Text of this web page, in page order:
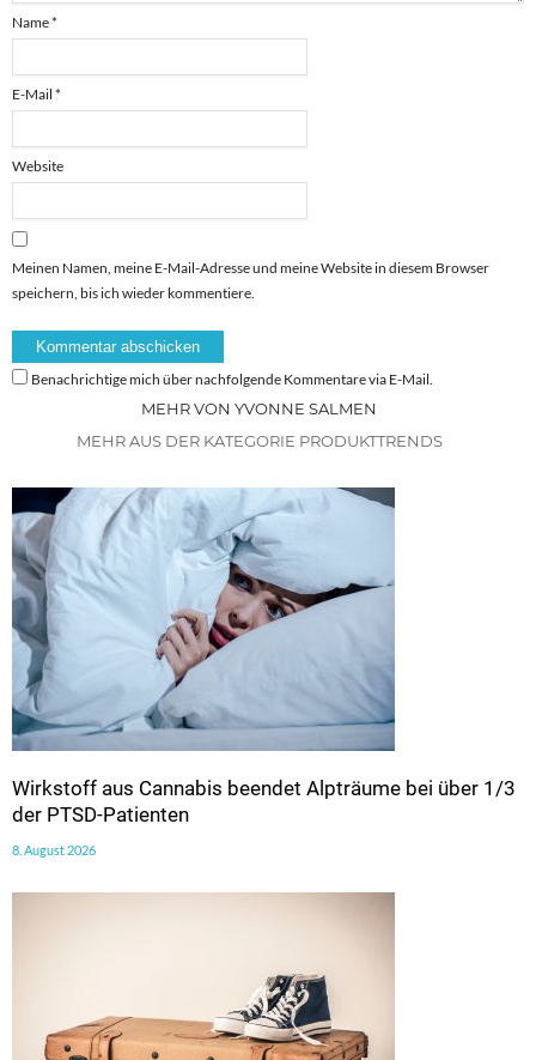
Name*
E-Mail *
Website
Meinen Namen, meine E-Mail-Adresse und meine Website in diesem Browser
speichern, bis ich wieder kommentiere.
Benachrichtige mich über nachfolgende Kommentare via E-Mail.
MEHR VON YVONNE SALMEN
MEHR AUS DER KATEGORIE PRODUKTTRENDS
Wirkstoff aus Cannabis beendet Alpträume bei über 1/3
der PTSD-Patienten
8. August 2026